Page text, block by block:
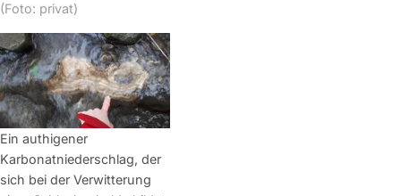
(Foto: privat)
Ein authigener
Karbonatniederschlag, der
sich bei der Verwitterung